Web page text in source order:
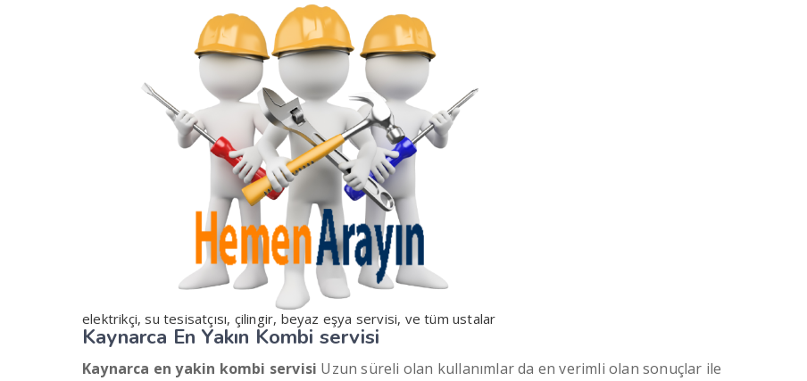
elektrikçi, su tesisatçısı, çilingir, beyaz eşya servisi, ve tüm ustalar
Kaynarca En Yakın Kombi servisi
Kaynarca en yakin kombi servisi Uzun süreli olan kullanımlar da en verimli olan sonuçlar ile